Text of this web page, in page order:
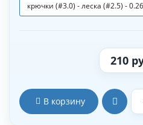
крючки (#3.0) - леска (#2.5) -
210
В корзину